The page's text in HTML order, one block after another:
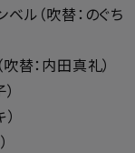
ル（吹替：のぐち
替：内田真礼）